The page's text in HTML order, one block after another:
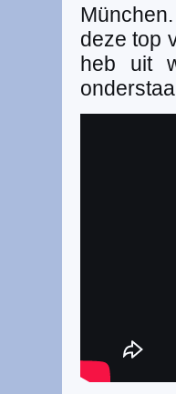
deze top
heb uit